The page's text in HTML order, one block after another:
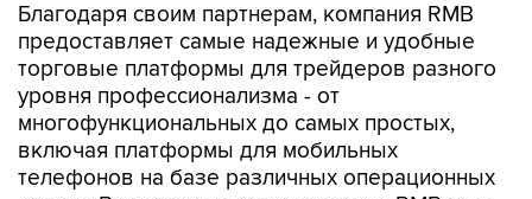
Благодаря своим партнерам, компания RMB
предоставляет самые надежные и удобные
торговые платформы для трейдеров разного
уровня профессионализма - от
многофункциональных до самых простых,
включая платформы для мобильных
телефонов на базе различных операционных